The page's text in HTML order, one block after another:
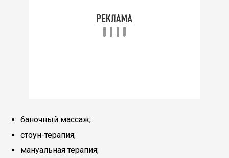
баночный массаж;
стоун-терапия;
мануальная терапия;